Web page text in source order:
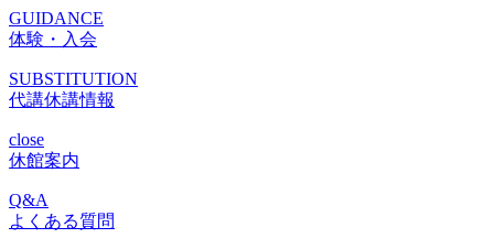
GUIDANCE
体験・入会
SUBSTITUTION
代講休講情報
close
休館案内
Q&A
よくある質問